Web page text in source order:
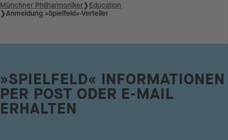
Münchner Philharmoniker❯Education
❯Anmeldung »Spielfeld«-Verteiler
»SPIELFELD« INFORMATIONEN
PER POST ODER E-MAIL
ERHALTEN